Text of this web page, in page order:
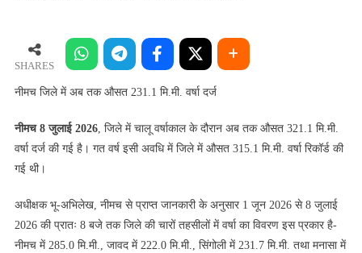
अब
231.1
SHARES
नीमच जिले में अब तक औसत 231.1 मि.मी. वर्षा दर्ज
नीमच 8 जुलाई 2026, जिले में चालू वर्षाकाल के दौरान अब तक औसत 321.1 मि.मी.
वर्षा दर्ज की गई है। गत वर्ष इसी अवधि में जिले में औसत 315.1 मि.मी. वर्षा रिकॉर्ड की
गई थी।
अधीक्षक भू-अभिलेख, नीमच से प्राप्त जानकारी के अनुसार 1 जून 2026 से 8 जुलाई
2026 की प्रातः 8 बजे तक जिले की चारों तहसीलों में वर्षा का विवरण इस प्रकार है-
नीमच में 285.0 मि.मी., जावद में 222.0 मि.मी., सिंगोली में 231.7 मि.मी. तथा मनासा में